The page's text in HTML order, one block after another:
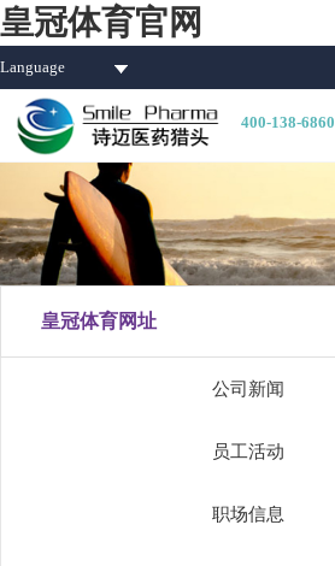
皇冠体育官网
Language
400-138-6860
皇冠体育网址
公司新闻
员工活动
职场信息